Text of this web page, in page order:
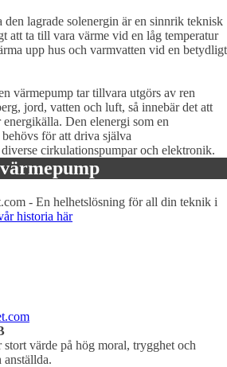
den lagrade solenergin är en sinnrik teknisk
att ta till vara värme vid en låg temperatur
upp hus och varmvatten vid en betydligt
värmepump tar tillvara utgörs av ren
jord, vatten och luft, så innebär det att
Den elenergi som en
för att driva själva
cirkulationspumpar och elektronik.
- En helhetslösning för all din teknik i
historia här
stort värde på hög moral, trygghet och